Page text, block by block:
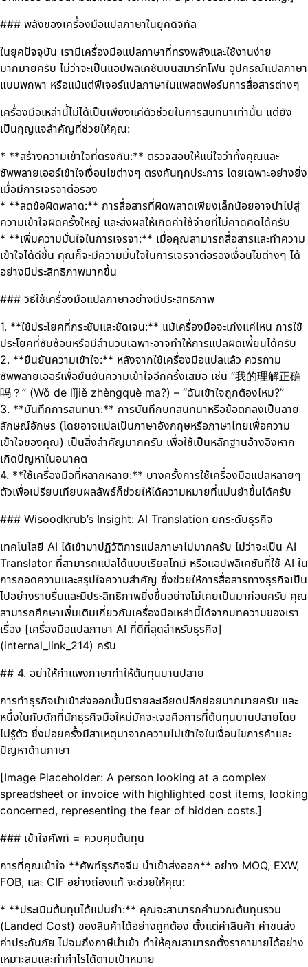
### พลังของเครื่องมือแปลภาษาในยุคดิจิทัล
ในยุคปัจจุบัน เรามีเครื่องมือแปลภาษาที่ทรงพลังและใช้งานง่าย
มากมายครับ ไม่ว่าจะเป็นแอปพลิเคชันบนสมาร์ทโฟน อุปกรณ์แปลภาษา
แบบพกพา หรือแม้แต่ฟีเจอร์แปลภาษาในแพลตฟอร์มการสื่อสารต่างๆ
เครื่องมือเหล่านี้ไม่ได้เป็นเพียงแค่ตัวช่วยในการสนทนาเท่านั้น แต่ยัง
เป็นกุญแจสำคัญที่ช่วยให้คุณ:
* **สร้างความเข้าใจที่ตรงกัน:** ตรวจสอบให้แน่ใจว่าทั้งคุณและ
ซัพพลายเออร์เข้าใจเงื่อนไขต่างๆ ตรงกันทุกประการ โดยเฉพาะอย่างยิ่ง
เมื่อมีการเจรจาต่อรอง
* **ลดข้อผิดพลาด:** การสื่อสารที่ผิดพลาดเพียงเล็กน้อยอาจนำไปสู่
ความเข้าใจผิดครั้งใหญ่ และส่งผลให้เกิดค่าใช้จ่ายที่ไม่คาดคิดได้ครับ
* **เพิ่มความมั่นใจในการเจรจา:** เมื่อคุณสามารถสื่อสารและทำความ
เข้าใจได้ดีขึ้น คุณก็จะมีความมั่นใจในการเจรจาต่อรองเงื่อนไขต่างๆ ได้
อย่างมีประสิทธิภาพมากขึ้น
### วิธีใช้เครื่องมือแปลภาษาอย่างมีประสิทธิภาพ
1. **ใช้ประโยคที่กระชับและชัดเจน:** แม้เครื่องมือจะเก่งแค่ไหน การใช้
ประโยคที่ซับซ้อนหรือมีสำนวนเฉพาะอาจทำให้การแปลผิดเพี้ยนได้ครับ
2. **ยืนยันความเข้าใจ:** หลังจากใช้เครื่องมือแปลแล้ว ควรถาม
ซัพพลายเออร์เพื่อยืนยันความเข้าใจอีกครั้งเสมอ เช่น “我的理解正确
吗？” (Wǒ de lǐjiě zhèngquè ma?) – “ฉันเข้าใจถูกต้องไหม?”
3. **บันทึกการสนทนา:** การบันทึกบทสนทนาหรือข้อตกลงเป็นลาย
ลักษณ์อักษร (โดยอาจแปลเป็นภาษาอังกฤษหรือภาษาไทยเพื่อความ
เข้าใจของคุณ) เป็นสิ่งสำคัญมากครับ เพื่อใช้เป็นหลักฐานอ้างอิงหาก
เกิดปัญหาในอนาคต
4. **ใช้เครื่องมือที่หลากหลาย:** บางครั้งการใช้เครื่องมือแปลหลายๆ
ตัวเพื่อเปรียบเทียบผลลัพธ์ก็ช่วยให้ได้ความหมายที่แม่นยำขึ้นได้ครับ
### Wisoodkrub’s Insight: AI Translation ยกระดับธุรกิจ
เทคโนโลยี AI ได้เข้ามาปฏิวัติการแปลภาษาไปมากครับ ไม่ว่าจะเป็น AI
Translator ที่สามารถแปลได้แบบเรียลไทม์ หรือแอปพลิเคชันที่ใช้ AI ใน
การถอดความและสรุปใจความสำคัญ ซึ่งช่วยให้การสื่อสารทางธุรกิจเป็น
ไปอย่างราบรื่นและมีประสิทธิภาพยิ่งขึ้นอย่างไม่เคยเป็นมาก่อนครับ คุณ
สามารถศึกษาเพิ่มเติมเกี่ยวกับเครื่องมือเหล่านี้ได้จากบทความของเรา
เรื่อง [เครื่องมือแปลภาษา AI ที่ดีที่สุดสำหรับธุรกิจ]
(internal_link_214) ครับ
## 4. อย่าให้กำแพงภาษาทำให้ต้นทุนบานปลาย
การทำธุรกิจนำเข้าส่งออกนั้นมีรายละเอียดปลีกย่อยมากมายครับ และ
หนึ่งในกับดักที่นักธุรกิจมือใหม่มักจะเจอคือการที่ต้นทุนบานปลายโดย
ไม่รู้ตัว ซึ่งบ่อยครั้งมีสาเหตุมาจากความไม่เข้าใจในเงื่อนไขการค้าและ
ปัญหาด้านภาษา
[Image Placeholder: A person looking at a complex
spreadsheet or invoice with highlighted cost items, looking
concerned, representing the fear of hidden costs.]
### เข้าใจศัพท์ = ควบคุมต้นทุน
การที่คุณเข้าใจ **ศัพท์ธุรกิจจีน นำเข้าส่งออก** อย่าง MOQ, EXW,
FOB, และ CIF อย่างถ่องแท้ จะช่วยให้คุณ:
* **ประเมินต้นทุนได้แม่นยำ:** คุณจะสามารถคำนวณต้นทุนรวม
(Landed Cost) ของสินค้าได้อย่างถูกต้อง ตั้งแต่ค่าสินค้า ค่าขนส่ง
ค่าประกันภัย ไปจนถึงภาษีนำเข้า ทำให้คุณสามารถตั้งราคาขายได้อย่าง
เหมาะสมและทำกำไรได้ตามเป้าหมาย